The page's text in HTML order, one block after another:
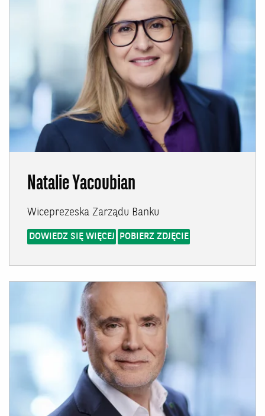
Natalie Yacoubian
Wiceprezeska Zarządu Banku
DOWIEDZ SIĘ WIĘCEJ POBIERZ ZDJĘCIE